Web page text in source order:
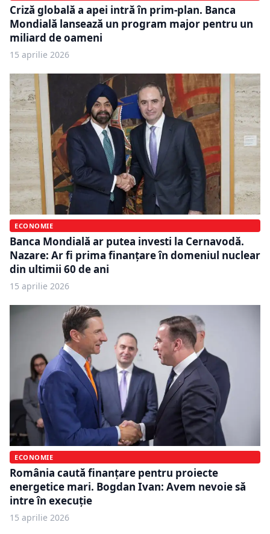
Criză globală a apei intră în prim-plan. Banca
Mondială lansează un program major pentru un
miliard de oameni
15 aprilie 2026
ECONOMIE
Banca Mondială ar putea investi la Cernavodă.
Nazare: Ar fi prima finanțare în domeniul nuclear
din ultimii 60 de ani
15 aprilie 2026
ECONOMIE
România caută finanțare pentru proiecte
energetice mari. Bogdan Ivan: Avem nevoie să
intre în execuție
15 aprilie 2026